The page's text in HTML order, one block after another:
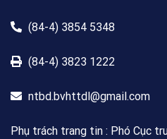
(84-4) 3854 5348
(84-4) 3823 1222
ntbd.bvhttdl@gmail.com
Phụ trách trang tin : Phó Cục